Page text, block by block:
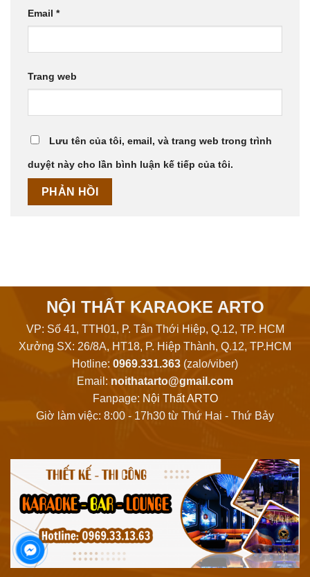
Email *
Trang web
Lưu tên của tôi, email, và trang web trong trình
duyệt này cho lần bình luận kế tiếp của tôi.
NỘI THẤT KARAOKE ARTO
VP: Số 41, TTH01, P. Tân Thới Hiệp, Q.12, TP. HCM
Xưởng SX: 26/8A, HT18, P. Hiệp Thành, Q.12, TP.HCM
Hotline: 0969.331.363 (zalo/viber)
Email: noithatarto@gmail.com
Fanpage: Nội Thất ARTO
Giờ làm việc: 8:00 - 17h30 từ Thứ Hai - Thứ Bảy